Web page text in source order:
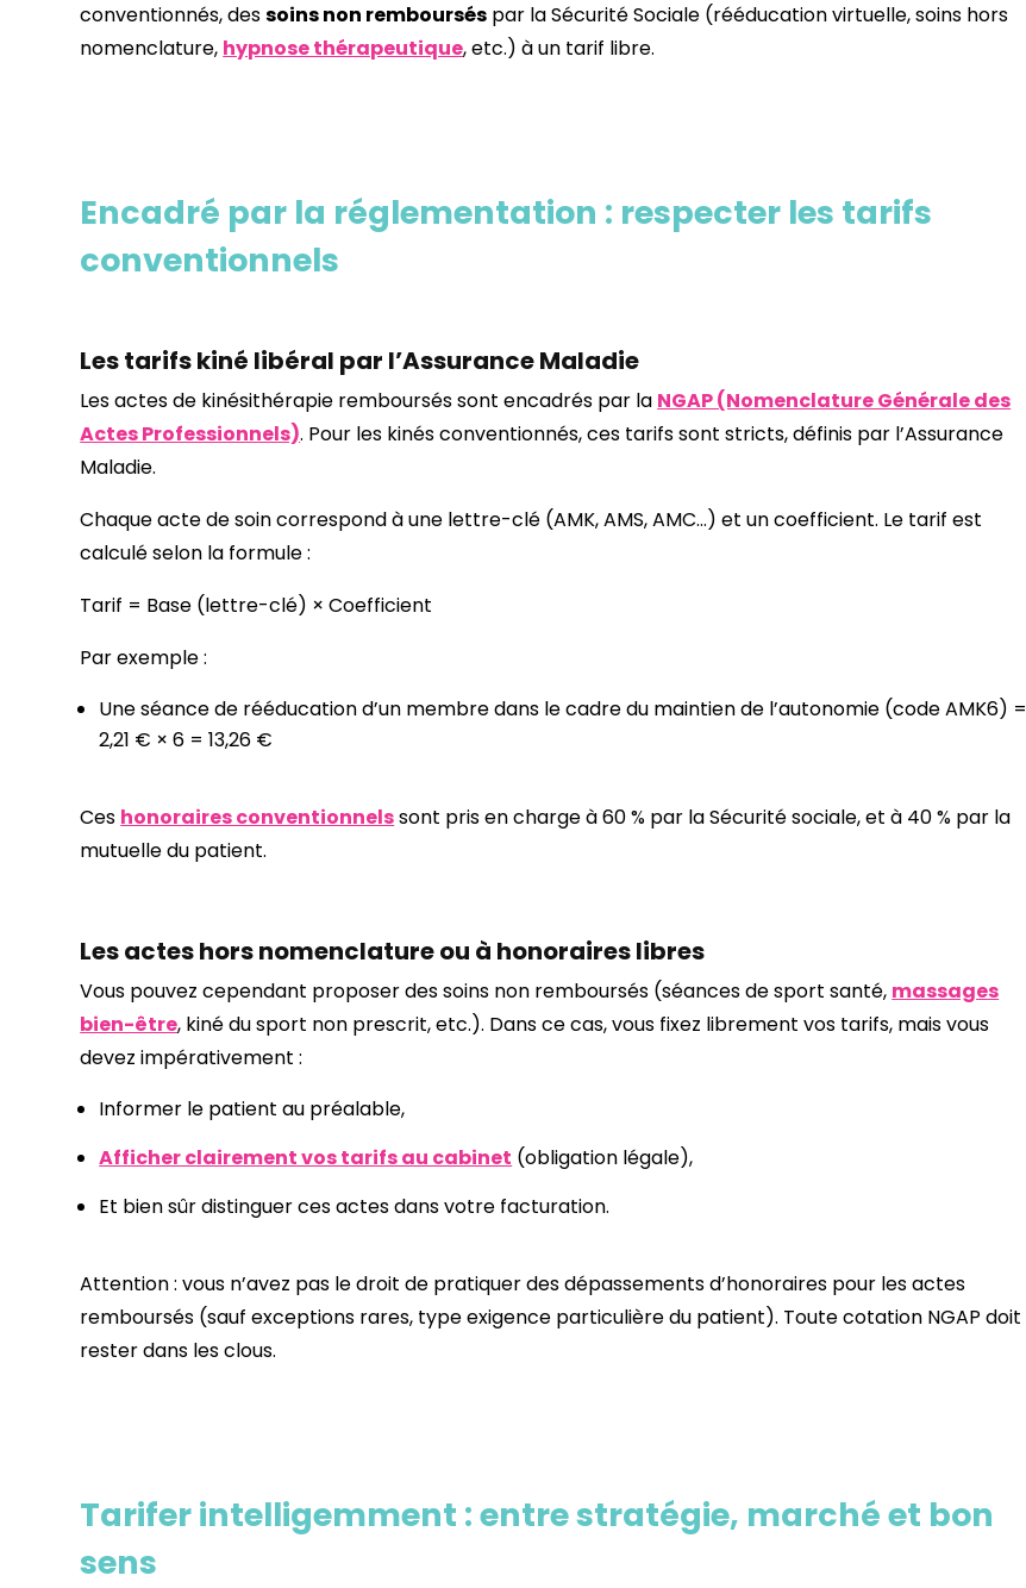
conventionnés, dessoins non remboursés par la Sécurité Sociale (rééducation virtuelle, soins hors
nomenclature, hypnose thérapeutique, etc.) à un tarif libre.
Encadré par la réglementation : respecter les tarifs
conventionnels
Les tarifs kiné libéral par l’Assurance Maladie
Les actes de kinésithérapie remboursés sont encadrés par la NGAP (Nomenclature Générale des
Actes Professionnels). Pour les kinés conventionnés, ces tarifs sont stricts, définis par l’Assurance
Maladie.
Chaque acte de soin correspond à une lettre-clé (AMK, AMS, AMC…) et un coefficient. Le tarif est
calculé selon la formule :
Tarif = Base (lettre-clé) × Coefficient
Par exemple :
Une séance de rééducation d’un membre dans le cadre du maintien de l’autonomie (code AMK6) =
2,21 € × 6 = 13,26 €
Ces honoraires conventionnelssont pris en charge à 60 % par la Sécurité sociale, et à 40 % par la
mutuelle du patient.
Les actes hors nomenclature ou à honoraires libres
Vous pouvez cependant proposer des soins non remboursés (séances de sport santé, massages
bien-être, kiné du sport non prescrit, etc.). Dans ce cas, vous fixez librement vos tarifs, mais vous
devez impérativement :
Informer le patient au préalable,
Afficher clairement vos tarifs au cabinet (obligation légale),
Et bien sûr distinguer ces actes dans votre facturation.
Attention : vous n’avez pas le droit de pratiquer des dépassements d’honoraires pour les actes
remboursés (sauf exceptions rares, type exigence particulière du patient). Toute cotation NGAP doit
rester dans les clous.
Tarifer intelligemment : entre stratégie, marché et bon
sens